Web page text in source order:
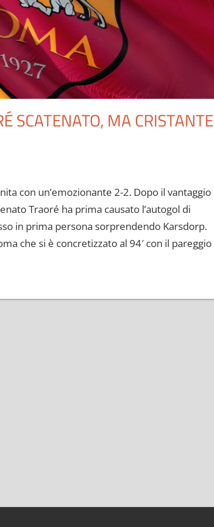
SCATENATO, MA CRISTANTE
con un’emozionante 2-2. Dopo il vantaggio
Traoré ha prima causato l’autogol di
in prima persona sorprendendo Karsdorp.
che si è concretizzato al 94′ con il pareggio